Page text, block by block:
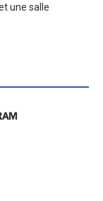
une salle